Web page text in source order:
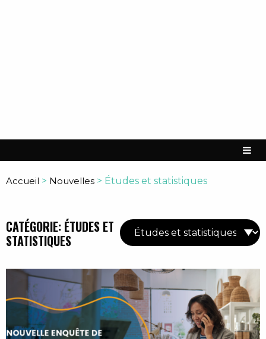
Accueil > Nouvelles > Études et statistiques
CATÉGORIE: ÉTUDES ET
STATISTIQUES